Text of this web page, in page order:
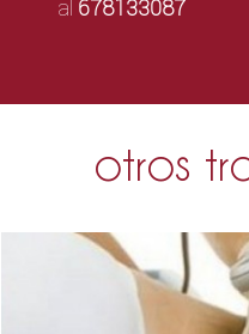
al 678133087
otros